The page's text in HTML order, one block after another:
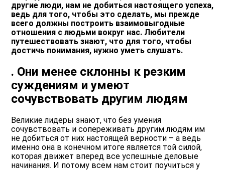
другие люди, нам не добиться настоящего успеха,
ведь для того, чтобы это сделать, мы прежде
всего должны построить взаимовыгодные
отношения с людьми вокруг нас. Любители
путешествовать знают, что для того, чтобы
достичь понимания, нужно уметь слушать.
. Они менее склонны к резким
суждениям и умеют
сочувствовать другим людям
Великие лидеры знают, что без умения
сочувствовать и сопереживать другим людям им
не добиться от них настоящей верности – а ведь
именно она в конечном итоге является той силой,
которая движет вперед все успешные деловые
начинания. И потому всем нам стоит поучиться у